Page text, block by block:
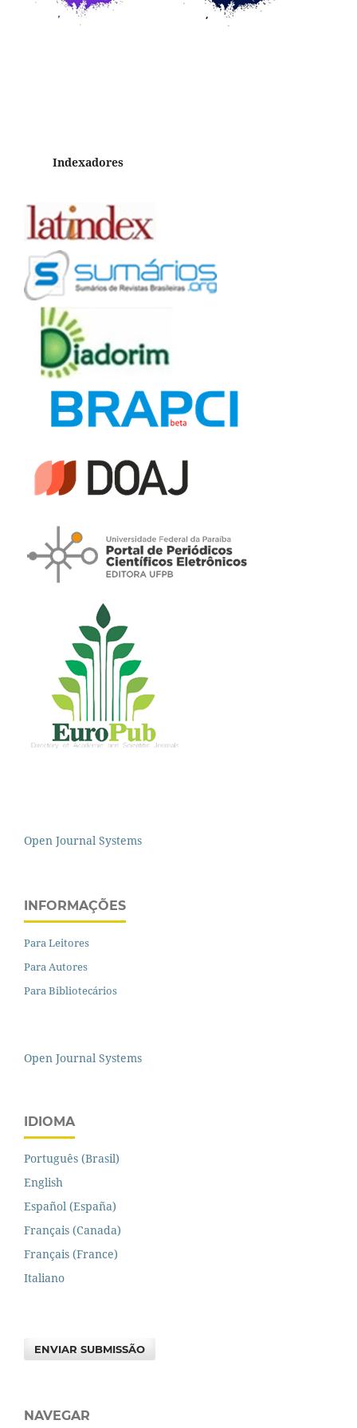
Indexadores
Open Journal Systems
INFORMAÇÕES
Para Leitores
Para Autores
Para Bibliotecários
Open Journal Systems
IDIOMA
Português (Brasil)
English
Español (España)
Français (Canada)
Français (France)
Italiano
ENVIAR SUBMISSÃO
NAVEGAR